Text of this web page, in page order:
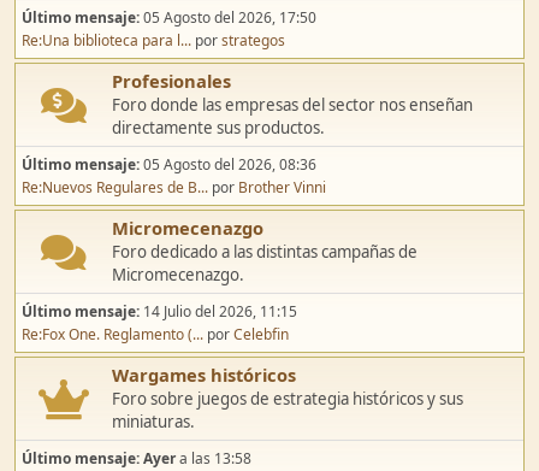
Último mensaje:05 Agosto del 2026, 17:50
Re:Una biblioteca para l... porstrategos
Profesionales
Foro donde las empresas del sector nos enseñan
directamente sus productos.
Último mensaje:05 Agosto del 2026, 08:36
Re:Nuevos Regulares de B... por Brother Vinni
Micromecenazgo
Foro dedicado a las distintas campañas de
Micromecenazgo.
Último mensaje: 14 Julio del 2026, 11:15
Re:Fox One. Reglamento (... porCelebfin
Wargames históricos
Foro sobre juegos de estrategia históricos y sus
miniaturas.
Último mensaje:Ayera las 13:58